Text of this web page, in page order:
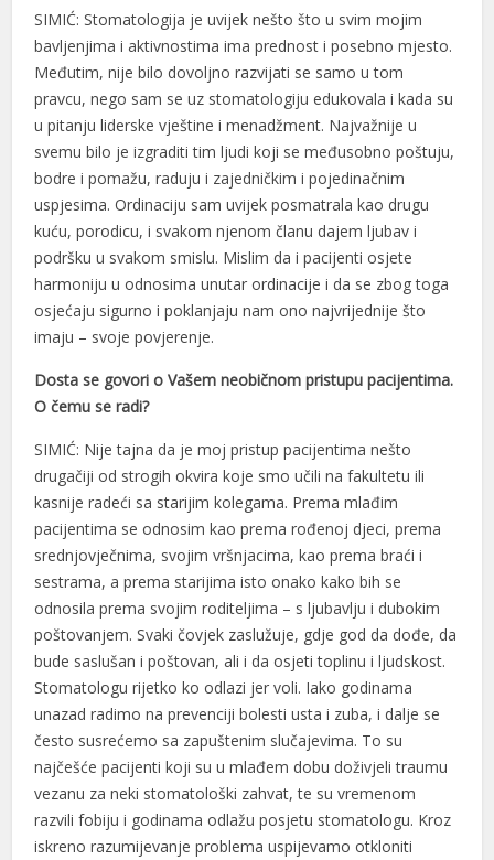
Hacklink panel
Hacklink panel
Hacklink panel
Hacklink panel
Hacklink panel
Hacklink panel
Hacklink panel
Hacklink panel
Hacklink panel
Hacklink panel
Hacklink panel
Hacklink panel
Hacklink panel
Hacklink panel
Illuminati
Hacklink Panel
Hacklink
Hacklink Panel
Masal oku
SIMIĆ: Stomatologija je uvijek nešto što u svim mojim
bavljenjima i aktivnostima ima prednost i posebno mjesto.
Međutim, nije bilo dovoljno razvijati se samo u tom
pravcu, nego sam se uz stomatologiju edukovala i kada su
u pitanju liderske vještine i menadžment. Najvažnije u
svemu bilo je izgraditi tim ljudi koji se međusobno poštuju,
bodre i pomažu, raduju i zajedničkim i pojedinačnim
uspjesima. Ordinaciju sam uvijek posmatrala kao drugu
kuću, porodicu, i svakom njenom članu dajem ljubav i
podršku u svakom smislu. Mislim da i pacijenti osjete
harmoniju u odnosima unutar ordinacije i da se zbog toga
osjećaju sigurno i poklanjaju nam ono najvrijednije što
imaju – svoje povjerenje.
Dosta se govori o Vašem neobičnom pristupu pacijentima.
O čemu se radi?
SIMIĆ: Nije tajna da je moj pristup pacijentima nešto
drugačiji od strogih okvira koje smo učili na fakultetu ili
kasnije radeći sa starijim kolegama. Prema mlađim
pacijentima se odnosim kao prema rođenoj djeci, prema
srednjovječnima, svojim vršnjacima, kao prema braći i
sestrama, a prema starijima isto onako kako bih se
odnosila prema svojim roditeljima – s ljubavlju i dubokim
poštovanjem. Svaki čovjek zaslužuje, gdje god da dođe, da
bude saslušan i poštovan, ali i da osjeti toplinu i ljudskost.
Stomatologu rijetko ko odlazi jer voli. Iako godinama
unazad radimo na prevenciji bolesti usta i zuba, i dalje se
često susrećemo sa zapuštenim slučajevima. To su
najčešće pacijenti koji su u mlađem dobu doživjeli traumu
vezanu za neki stomatološki zahvat, te su vremenom
razvili fobiju i godinama odlažu posjetu stomatologu. Kroz
iskreno razumijevanje problema uspijevamo otkloniti